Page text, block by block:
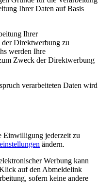
Ihrer Daten auf Basis
Ihrer
der Direktwerbung zu
werden Ihre
Zweck der Direktwerbung
verarbeiteten Daten wird
Einwilligung jederzeit zu
ändern.
Werbung kann
auf den Abmeldelink
sofern keine andere